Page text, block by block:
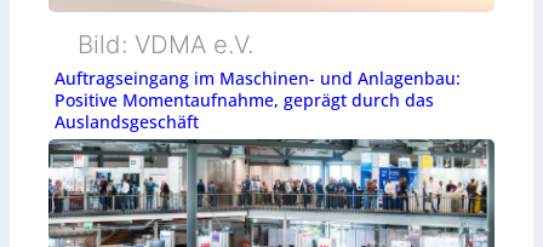
Bild: VDMA e.V.
Auftragseingang im Maschinen- und Anlagenbau:
Positive Momentaufnahme, geprägt durch das
Auslandsgeschäft